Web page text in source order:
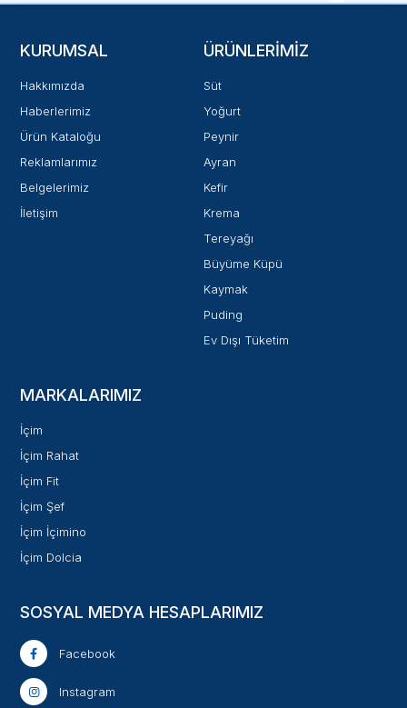
KURUMSAL
Hakkımızda
Haberlerimiz
Ürün Kataloğu
Reklamlarımız
Belgelerimiz
İletişim
ÜRÜNLERIMIZ
Süt
Yoğurt
Peynir
Ayran
Kefir
Krema
Tereyağı
Büyüme Küpü
Kaymak
Puding
Ev Dışı Tüketim
MARKALARIMIZ
İçim
İçim Rahat
İçim Fit
İçim Şef
İçim İçimino
İçim Dolcia
SOSYAL MEDYA HESAPLARIMIZ
Facebook
Instagram